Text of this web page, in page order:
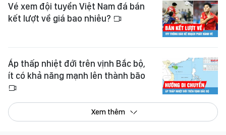
Vé xem đội tuyển Việt Nam đá bán
kết lượt về giá bao nhiêu?
Áp thấp nhiệt đới trên vịnh Bắc bộ,
ít có khả năng mạnh lên thành bão
Xem thêm